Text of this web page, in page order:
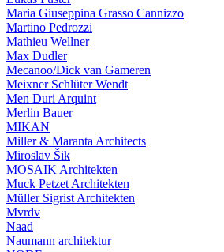
Maria Giuseppina Grasso Cannizzo
Martino Pedrozzi
Mathieu Wellner
Max Dudler
Mecanoo/Dick van Gameren
Meixner Schlüter Wendt
Men Duri Arquint
Merlin Bauer
MIKAN
Miller & Maranta Architects
Miroslav Šik
MOSAIK Architekten
Muck Petzet Architekten
Müller Sigrist Architekten
Mvrdv
Naad
Naumann architektur